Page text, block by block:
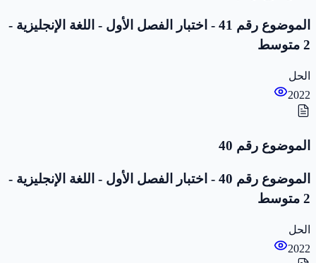
الموضوع رقم 41 - اختبار الفصل الأول - اللغة الإنجليزية -
2 متوسط
الحل
2022
الموضوع رقم 40
الموضوع رقم 40 - اختبار الفصل الأول - اللغة الإنجليزية -
2 متوسط
الحل
2022